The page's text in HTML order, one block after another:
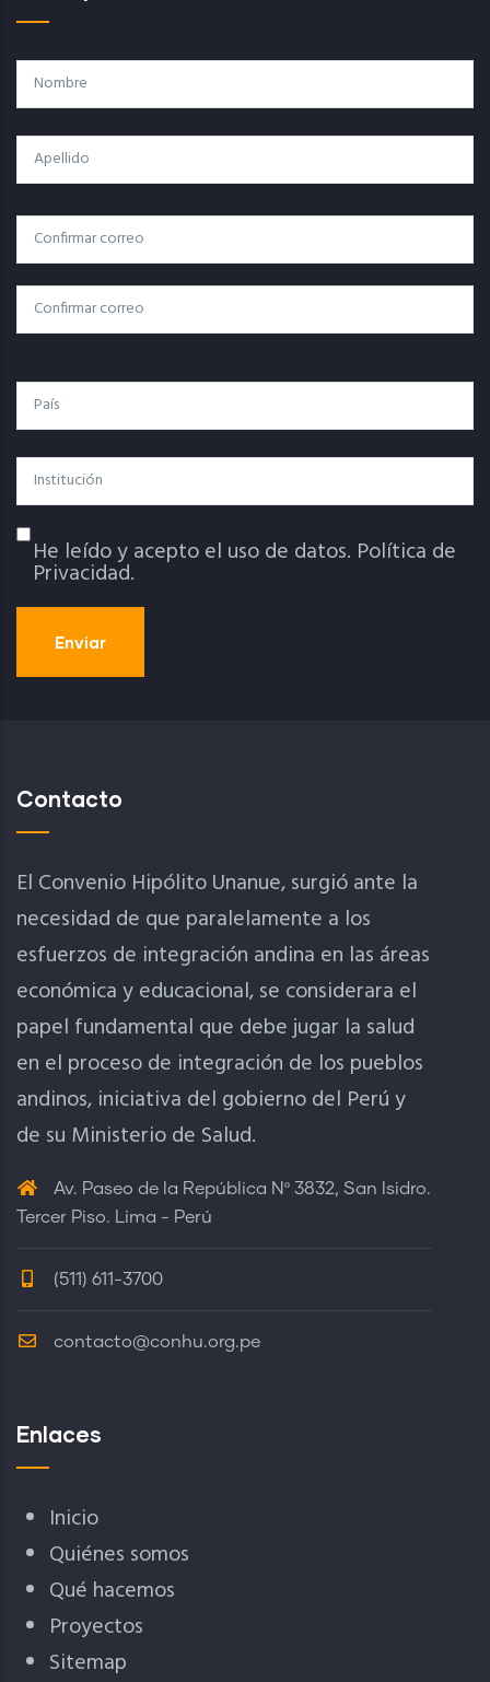
Nombre
Apellido
Correo
Electrónico
Correo Electrónico
Confirmar Correo
País
Institución
Política De Privacidad
He leído y acepto el uso de datos. Política de
Privacidad.
Contacto
El Convenio Hipólito Unanue, surgió ante la
necesidad de que paralelamente a los
esfuerzos de integración andina en las áreas
económica y educacional, se considerara el
papel fundamental que debe jugar la salud
en el proceso de integración de los pueblos
andinos, iniciativa del gobierno del Perú y
de su Ministerio de Salud.
Av. Paseo de la República Nº 3832, San Isidro.
Tercer Piso. Lima - Perú
(511) 611-3700
contacto@conhu.org.pe
Enlaces
Inicio
Quiénes somos
Qué hacemos
Proyectos
Sitemap